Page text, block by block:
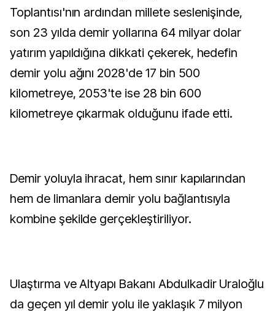
Toplantısı'nın ardından millete seslenişinde,
son 23 yılda demir yollarına 64 milyar dolar
yatırım yapıldığına dikkati çekerek, hedefin
demir yolu ağını 2028'de 17 bin 500
kilometreye, 2053'te ise 28 bin 600
kilometreye çıkarmak olduğunu ifade etti.
Demir yoluyla ihracat, hem sınır kapılarından
hem de limanlara demir yolu bağlantısıyla
kombine şekilde gerçekleştiriliyor.
Ulaştırma ve Altyapı Bakanı Abdulkadir Uraloğlu
da geçen yıl demir yolu ile yaklaşık 7 milyon